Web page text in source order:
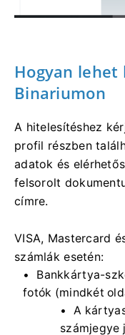
Hogyan
Binariumon
A hitelesítéshez
profil részben
adatok és
felsorolt
címre.
VISA, Mastercard
számlák esetén:
Bankkártya-
fotók (mindkét
A
számjegye